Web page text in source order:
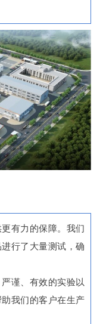
有力的保障。我们
行了大量测试，确
谨、有效的实验以
我们的客户在生产